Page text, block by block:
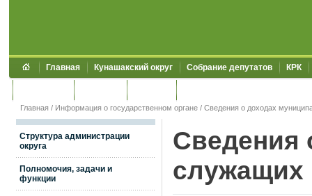
Главная Кунашакский округ Собрание депутатов КРК
Главная / Информация о государственном органе / Сведения о доходах
Структура администрации
округа
Полномочия, задачи и
функции
Сведения
служащих